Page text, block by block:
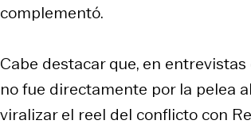
complementó.
Cabe destacar que, en entrevistas
no fue directamente por la pelea
viralizar el reel del conflicto con